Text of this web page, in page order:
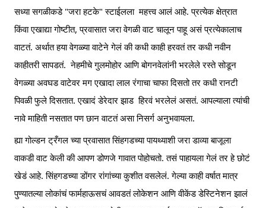
सध्या सगळीकडे "जरा हटके" स्टाईलला  महत्त्व आलं आहे. प्रत्येक क्षेत्रात
किंवा एखाद्या गोष्टीत, प्रवासात जरा वेगळी वाट चालून पाहू असं प्रत्येकालाच
वाटतं. अर्थात हया वेगळ्या वाटेने गेलं की कधी काही हरवतं तर कधी नवीन
काहीतरी सापडतं.  नेहमीचे गुलमोहोर आणि बोगनवेलांनी भरलेले रस्ते सोडून
वेगळ्या अवघड वाटेवर मग एखादा लाल रंगाचा चाफा दिसतो तर कधी रानटी
पिवळी फुले दिसतात. एखादं डेरेदार झाड  हिरवं भरलेलं असतं. आपल्याला त्यांची
नावे माहिती नसतात पण छान वाटतं असा निसर्ग अनुभवायला.
ह्या गोल्डन ट्रँगल च्या प्रवासात सिंहगडच्या पायथ्याशी जरा डाव्या बाजूला
वाकडी वाट केली की आपण डोणजे गावात पोहोचतो. तसं पाहायला गेलं तर हे छोटं
खेडं आहे. सिंहगडच्या डोंगर रांगांच्या कुशीत वसलेलं. गेल्या काही वर्षात मात्र
पुण्यातल्या लोकांचं फार्महाऊसचं आवडतं लोकेशन आणि वीकेंड डेस्टिनेशन झालं